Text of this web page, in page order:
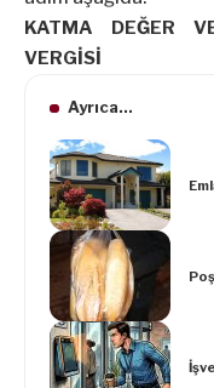
KATMA DEĞER
VERGİSİ
Ayrıca...